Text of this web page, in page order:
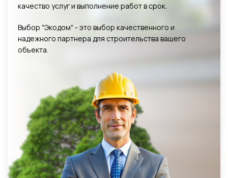
качество услуг и выполнение работ в срок.
Выбор "Экодом" - это выбор качественного и
надежного партнера для строительства вашего
объекта.